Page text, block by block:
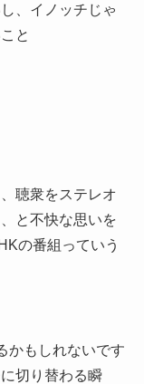
、イノッチじゃ
と
聴衆をステレオ
と不快な思いを
の番組っていう
かもしれないです
切り替わる瞬